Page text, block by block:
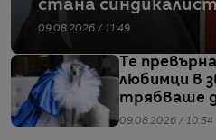
стана синдикалист
09.08.2026 / 11:49
Те
любимци в
трябваше
09.08.2026 / 10:34